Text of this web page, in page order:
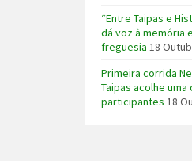
“Entre Taipas e
dá voz à memória
freguesia 18
Primeira corrida
Taipas acolhe
participantes 18